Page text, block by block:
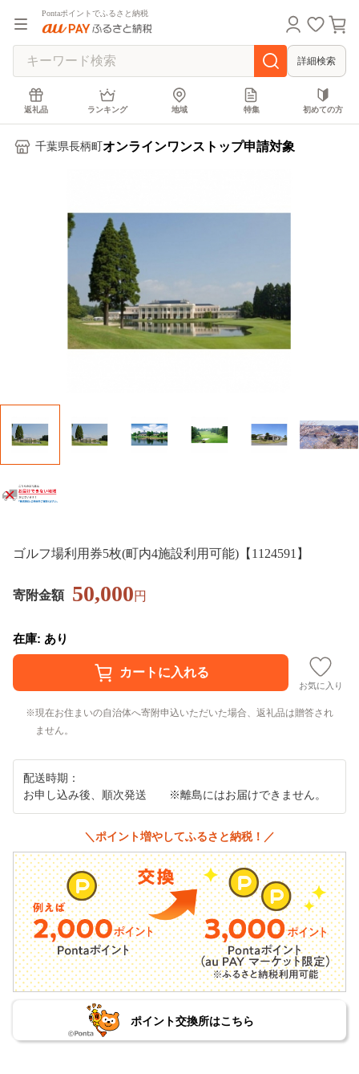
Pontaポイントでふるさと納税
詳細検索
返礼品 ランキング 地域 特集 初めての方
千葉県長柄町 オンラインワンストップ申請対象
ゴルフ場利用券5枚(町内4施設利用可能)【1124591】
寄附金額 50,000円
在庫: あり
お気に入り
現在お住まいの自治体へ寄附申込いただいた場合、返礼品は贈答され
ません。
配送時期：
お申し込み後、順次発送 ※離島にはお届けできません。
＼ポイント増やしてふるさと納税！／
ポイント交換所はこちら